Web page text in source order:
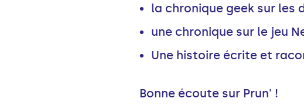
la chronique geek sur les
une chronique sur le jeu
Une histoire écrite et
Bonne écoute sur Prun' !